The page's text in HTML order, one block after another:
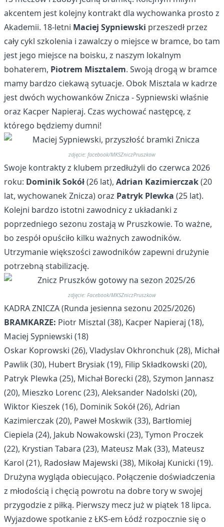
akcentem jest kolejny kontrakt dla wychowanka prosto z
Akademii. 18-letni Maciej Sypniewski przeszedł przez
cały cykl szkolenia i zawalczy o miejsce w bramce, bo tam
jest jego miejsce na boisku, z naszym lokalnym
bohaterem, Piotrem Misztalem. Swoją drogą w bramce
mamy bardzo ciekawą sytuacje. Obok Misztala w kadrze
jest dwóch wychowanków Znicza - Sypniewski właśnie
oraz Kacper Napieraj. Czas wychować następcę, z
którego będziemy dumni!
zdjęcie: facebook/MKSZniczPruszkow
Swoje kontrakty z klubem przedłużyli do czerwca 2026
roku: Dominik Sokół(26 lat), Adrian Kazimierczak(20
lat, wychowanek Znicza) oraz Patryk Plewka (25 lat).
Kolejni bardzo istotni zawodnicy z układanki z
poprzedniego sezonu zostają w Pruszkowie. To ważne,
bo zespół opuściło kilku ważnych zawodników.
Utrzymanie większości zawodników zapewni drużynie
potrzebną stabilizację.
zdjęcie: Facebook/MKSZniczPruszkow
KADRA ZNICZA (Runda jesienna sezonu 2025/2026)
BRAMKARZE: Piotr Misztal (38), Kacper Napieraj (18),
Maciej Sypniewski (18)
Oskar Koprowski (26), Vladyslav Okhronchuk (28), Michał
Pawlik (30), Hubert Brysiak (19), Filip Składkowski (20),
Patryk Plewka (25), Michał Borecki (28), Szymon Jannasz
(20), Mieszko Lorenc (23), Aleksander Nadolski (20),
Wiktor Kieszek (16), Dominik Sokół (26), Adrian
Kazimierczak (20), Paweł Moskwik (33), Bartłomiej
Ciepiela (24), Jakub Nowakowski (23), Tymon Proczek
(22), Krystian Tabara (23), Mateusz Mak (33), Mateusz
Karol (21), Radosław Majewski (38), Mikołaj Kunicki (19).
Drużyna wygląda obiecująco. Połączenie doświadczenia
z młodością i chęcią powrotu na dobre tory w swojej
przygodzie z piłką. Pierwszy mecz już w piątek 18 lipca.
Wyjazdowe spotkanie z ŁKS-em Łódź rozpocznie się o